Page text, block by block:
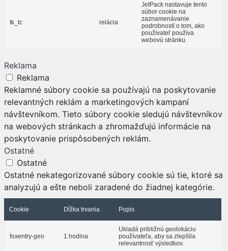
tk_tc relácia
JetPack nastavuje tento
súbor cookie na
zaznamenávanie
podrobností o tom, ako
používateľ používa
webovú stránku.
Reklama
Reklama
Reklamné súbory cookie sa používajú na poskytovanie
relevantných reklám a marketingových kampaní
návštevníkom. Tieto súbory cookie sledujú návštevníkov
na webových stránkach a zhromažďujú informácie na
poskytovanie prispôsobených reklám.
Ostatné
Ostatné
Ostatné nekategorizované súbory cookie sú tie, ktoré sa
analyzujú a ešte neboli zaradené do žiadnej kategórie.
Cookie Dĺžka trvania Popis
foxentry-geo 1 hodina
Ukladá približnú geolokáciu
používateľa, aby sa zlepšila
relevantnosť výsledkov.